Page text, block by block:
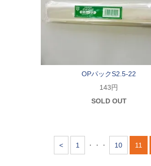
OPパックS2.5-22
143円
SOLD OUT
< 1 ・・・ 10 11